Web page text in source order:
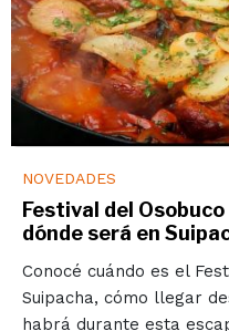
NOVEDADES
Festival del
dónde será en
Conocé cuándo es el
Suipacha, cómo llegar
habrá durante esta